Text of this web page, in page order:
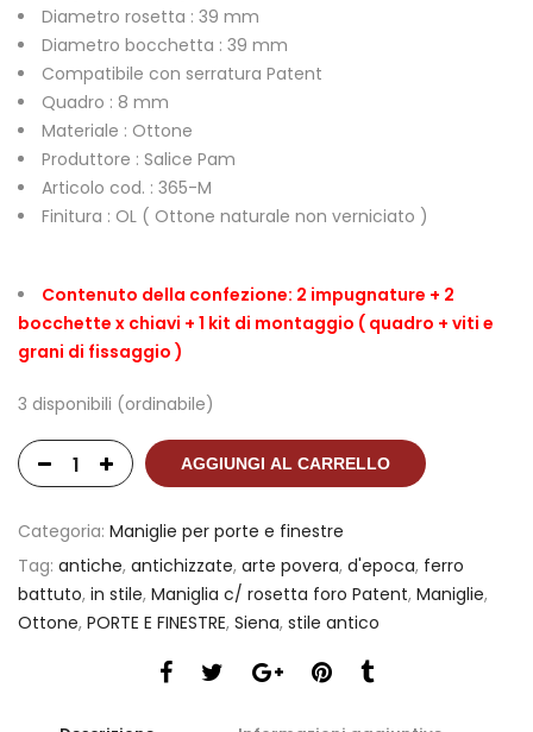
Diametro rosetta : 39 mm
Diametro bocchetta : 39 mm
Compatibile con serratura Patent
Quadro : 8 mm
Materiale : Ottone
Produttore : Salice Pam
Articolo cod. : 365-M
Finitura : OL ( Ottone naturale non verniciato )
Contenuto della confezione: 2 impugnature + 2
bocchette x chiavi + 1 kit di montaggio ( quadro + viti e
grani di fissaggio )
3 disponibili (ordinabile)
AGGIUNGI AL CARRELLO
Categoria: Maniglie per porte e finestre
Tag: antiche, antichizzate, arte povera, d'epoca, ferro
battuto, in stile, Maniglia c/ rosetta foro Patent, Maniglie,
Ottone, PORTE E FINESTRE, Siena, stile antico